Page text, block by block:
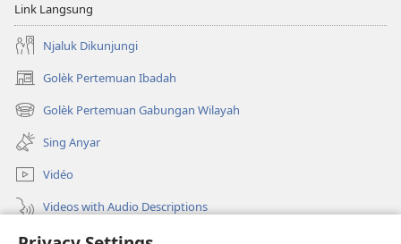
Link Langsung
Njaluk Dikunjungi
Golèk Pertemuan Ibadah
(opens
new
window)
Golèk Pertemuan Gabungan Wilayah
(opens
new
window)
Sing Anyar
Vidéo
Videos with Audio Descriptions
Golèk JW.ORG